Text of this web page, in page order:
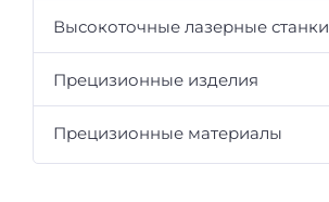
Высокоточные лазерные станки
Прецизионные изделия
Прецизионные материалы